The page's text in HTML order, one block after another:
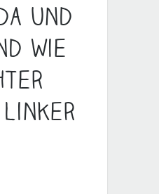
und
wie
linker